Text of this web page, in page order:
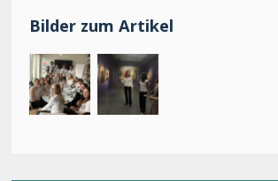
Bilder zum Artikel